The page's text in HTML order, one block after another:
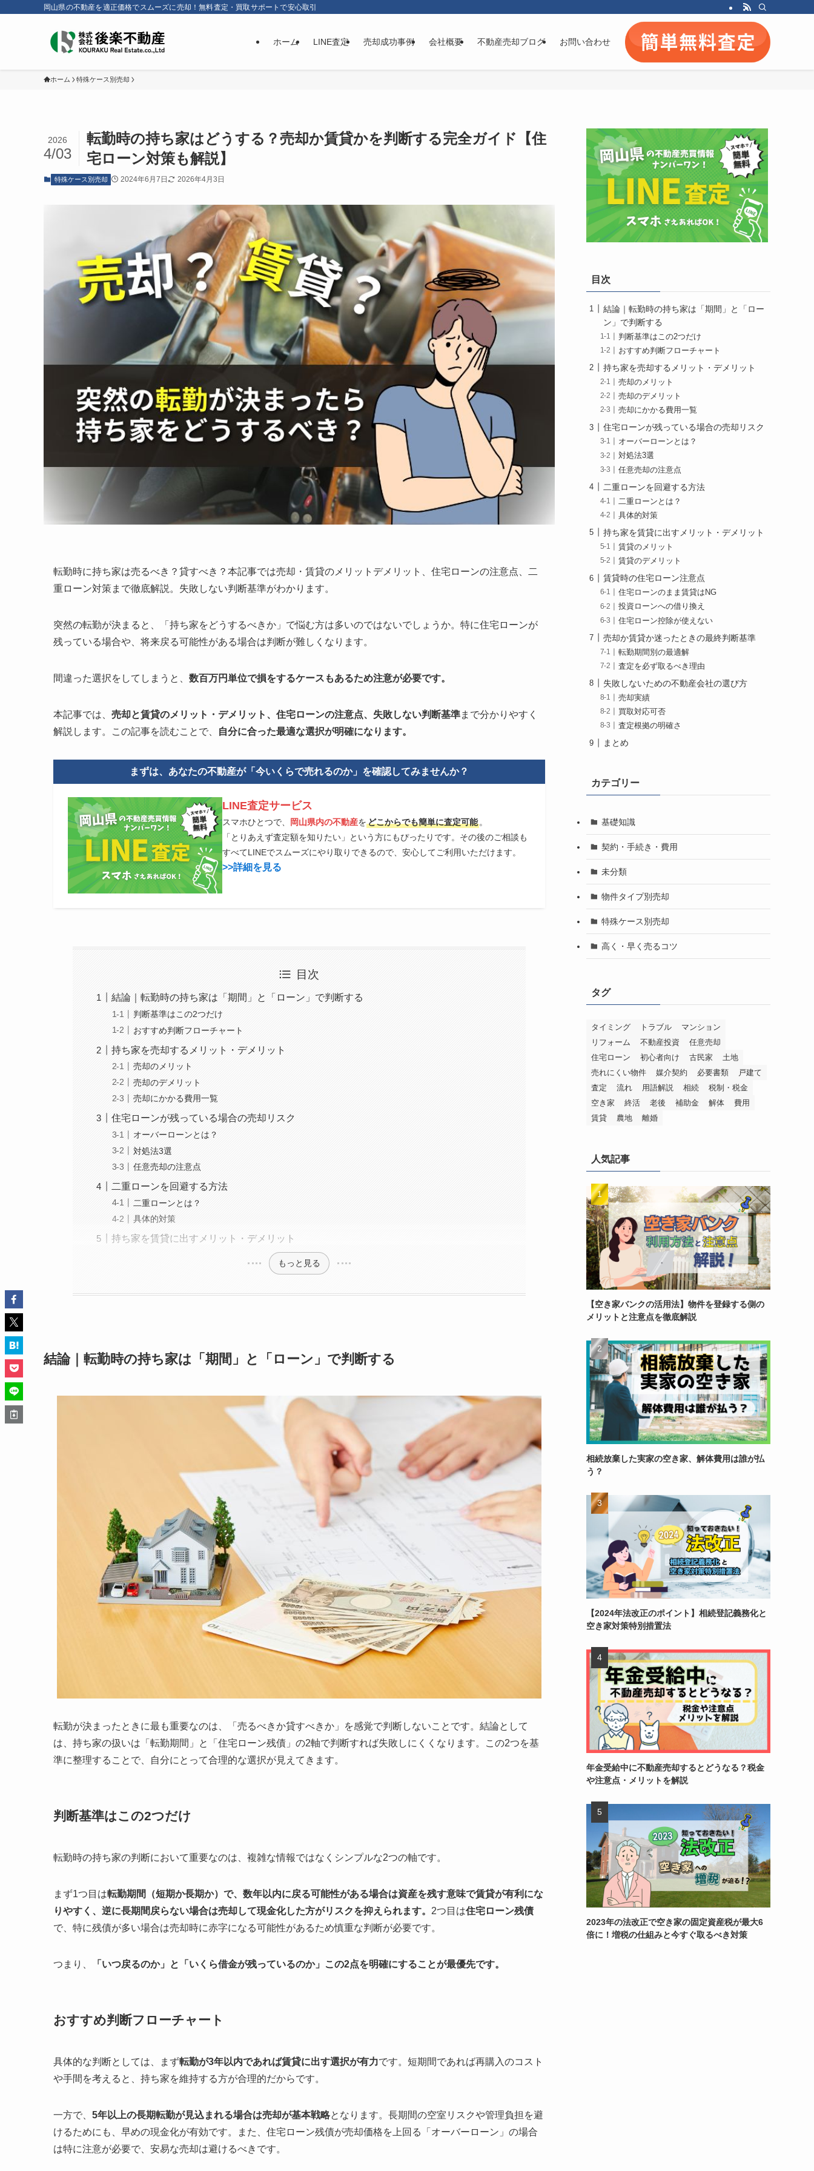
岡山県の不動産を適正価格でスムーズに売却！無料査定・買取サポートで安心取引
ホーム LINE査定 売却成功事例 会社概要 不動産売却ブログ お問い合わせ
ホーム 特殊ケース別売却
転勤時の持ち家はどうする？売却か賃貸かを判断する完全ガイド【住
宅ローン対策も解説】
2026
4/03
特殊ケース別売却 2024年6月7日 2026年4月3日
転勤時に持ち家は売るべき？貸すべき？本記事では売却・賃貸のメリットデメリット、住宅ローンの注意点、二
重ローン対策まで徹底解説。失敗しない判断基準がわかります。
突然の転勤が決まると、「持ち家をどうするべきか」で悩む方は多いのではないでしょうか。特に住宅ローンが
残っている場合や、将来戻る可能性がある場合は判断が難しくなります。
間違った選択をしてしまうと、 数百万円単位で損をするケースもあるため注意が必要です。
本記事では、 売却と賃貸のメリット・デメリット、住宅ローンの注意点、失敗しない判断基準まで分かりやすく
解説します。この記事を読むことで、
自分に合った最適な選択が明確になります。
まずは、あなたの不動産が「今いくらで売れるのか」を確認してみませんか？
LINE査定サービス
スマホひとつで、 岡山県内の不動産をどこからでも簡単に査定可能。
「とりあえず査定額を知りたい」という方にもぴったりです。その後のご相談も
すべてLINEでスムーズにやり取りできるので、安心してご利用いただけます。
>>詳細を見る
目次
結論｜転勤時の持ち家は「期間」と「ローン」で判断する
判断基準はこの2つだけ
おすすめ判断フローチャート
持ち家を売却するメリット・デメリット
売却のメリット
売却のデメリット
売却にかかる費用一覧
住宅ローンが残っている場合の売却リスク
オーバーローンとは？
対処法3選
任意売却の注意点
二重ローンを回避する方法
二重ローンとは？
具体的対策
持ち家を賃貸に出すメリット・デメリット
もっと見る
結論｜転勤時の持ち家は「期間」と「ローン」で判断する
転勤が決まったときに最も重要なのは、「売るべきか貸すべきか」を感覚で判断しないことです。結論として
は、持ち家の扱いは「転勤期間」と「住宅ローン残債」の2軸で判断すれば失敗しにくくなります。この2つを基
準に整理することで、自分にとって合理的な選択が見えてきます。
判断基準はこの2つだけ
転勤時の持ち家の判断において重要なのは、複雑な情報ではなくシンプルな2つの軸です。
まず1つ目は転勤期間（短期か長期か）で、数年以内に戻る可能性がある場合は資産を残す意味で賃貸が有利にな
りやすく、逆に長期間戻らない場合は売却して現金化した方がリスクを抑えられます。 2つ目は住宅ローン残債
で、特に残債が多い場合は売却時に赤字になる可能性があるため慎重な判断が必要です。
つまり、 「いつ戻るのか」と「いくら借金が残っているのか」この2点を明確にすることが最優先です。
おすすめ判断フローチャート
具体的な判断としては、まず転勤が3年以内であれば賃貸に出す選択が有力です。短期間であれば再購入のコスト
や手間を考えると、持ち家を維持する方が合理的だからです。
一方で、 5年以上の長期転勤が見込まれる場合は売却が基本戦略となります。長期間の空室リスクや管理負担を避
けるためにも、早めの現金化が有効です。また、住宅ローン残債が売却価格を上回る「オーバーローン」の場合
は特に注意が必要で、安易な売却は避けるべきです。
目次
結論｜転勤時の持ち家は「期間」と「ロー
ン」で判断する
判断基準はこの2つだけ
おすすめ判断フローチャート
持ち家を売却するメリット・デメリット
売却のメリット
売却のデメリット
売却にかかる費用一覧
住宅ローンが残っている場合の売却リスク
オーバーローンとは？
対処法3選
任意売却の注意点
二重ローンを回避する方法
二重ローンとは？
具体的対策
持ち家を賃貸に出すメリット・デメリット
賃貸のメリット
賃貸のデメリット
賃貸時の住宅ローン注意点
住宅ローンのまま賃貸はNG
投資ローンへの借り換え
住宅ローン控除が使えない
売却か賃貸か迷ったときの最終判断基準
転勤期間別の最適解
査定を必ず取るべき理由
失敗しないための不動産会社の選び方
売却実績
買取対応可否
査定根拠の明確さ
まとめ
カテゴリー
基礎知識
契約・手続き・費用
未分類
物件タイプ別売却
特殊ケース別売却
高く・早く売るコツ
タグ
タイミング トラブル
マンション
リフォーム
不動産投資
任意売却
住宅ローン
初心者向け 古民家
土地
売れにくい物件
媒介契約 必要書類
戸建て
査定
流れ 用語解説 相続
税制・税金
空き家
終活 老後 補助金 解体
費用
賃貸
農地 離婚
人気記事
【空き家バンクの活用法】物件を登録する側の
メリットと注意点を徹底解説
相続放棄した実家の空き家、解体費用は誰が払
う？
【2024年法改正のポイント】相続登記義務化と
空き家対策特別措置法
年金受給中に不動産売却するとどうなる？税金
や注意点・メリットを解説
2023年の法改正で空き家の固定資産税が最大6
倍に！増税の仕組みと今すぐ取るべき対策